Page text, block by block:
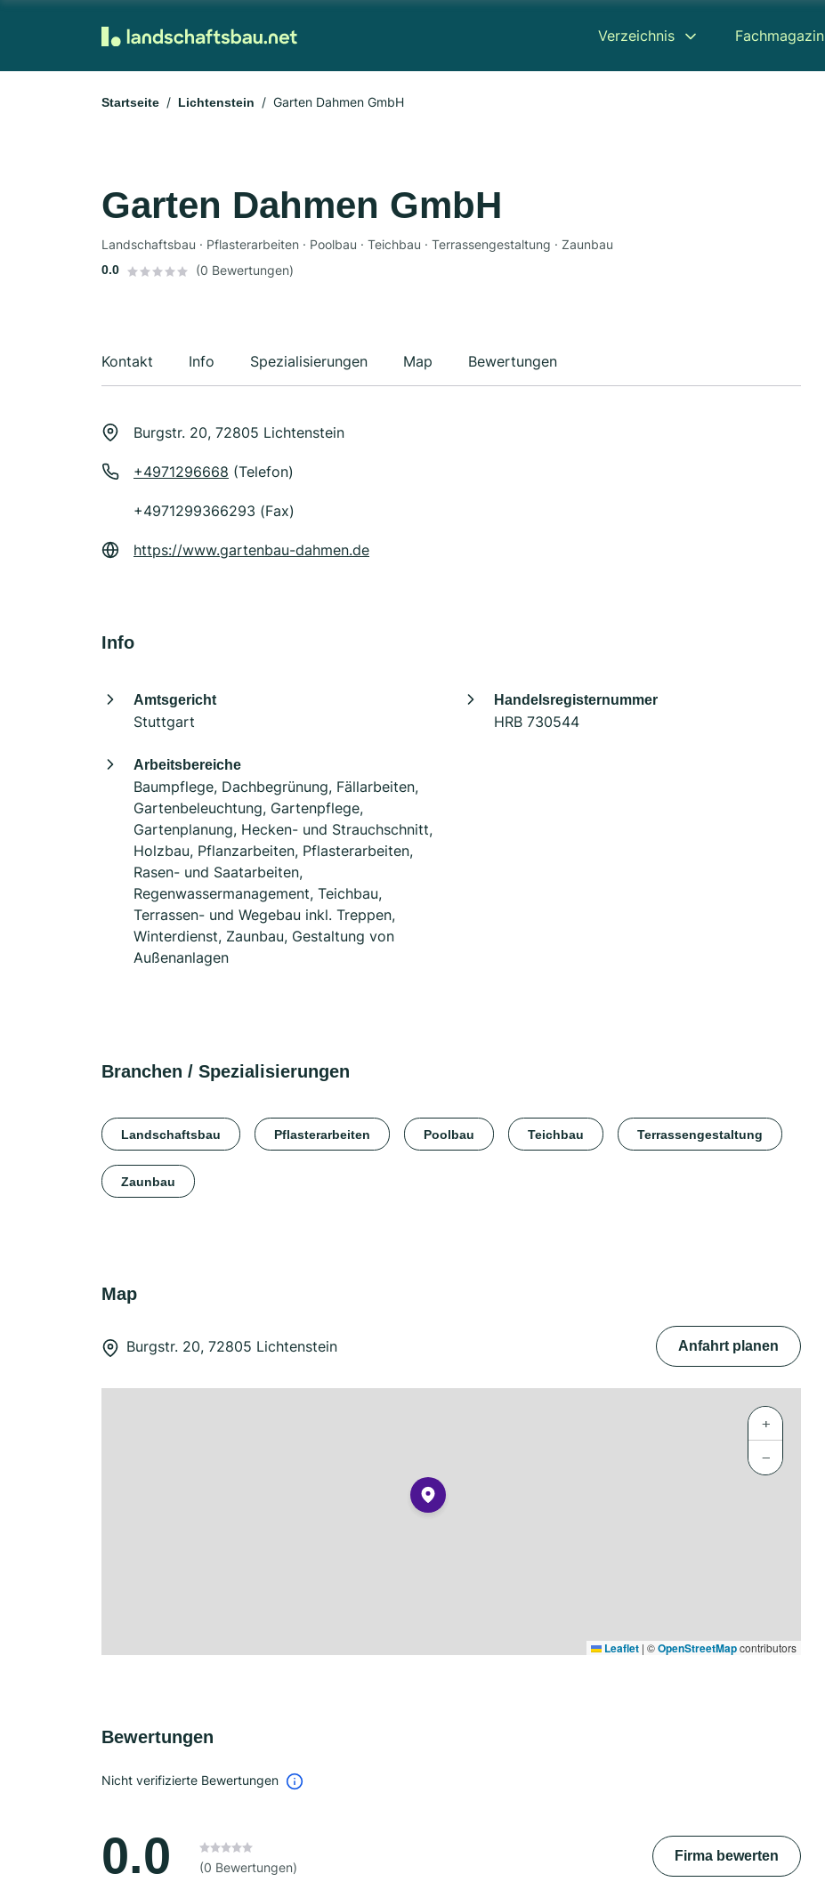
Verzeichnis Fachmagazin
Startseite Lichtenstein Garten Dahmen GmbH
Garten Dahmen GmbH
Landschaftsbau · Pflasterarbeiten · Poolbau · Teichbau · Terrassengestaltung · Zaunbau
0.0 (0 Bewertungen)
Kontakt Info Spezialisierungen Map Bewertungen
Burgstr. 20, 72805 Lichtenstein
+4971296668 (Telefon)
+4971299366293 (Fax)
https://www.gartenbau-dahmen.de
Info
Amtsgericht
Stuttgart
Handelsregisternummer
HRB 730544
Arbeitsbereiche
Baumpflege, Dachbegrünung, Fällarbeiten,
Gartenbeleuchtung, Gartenpflege,
Gartenplanung, Hecken- und Strauchschnitt,
Holzbau, Pflanzarbeiten, Pflasterarbeiten,
Rasen- und Saatarbeiten,
Regenwassermanagement, Teichbau,
Terrassen- und Wegebau inkl. Treppen,
Winterdienst, Zaunbau, Gestaltung von
Außenanlagen
Branchen / Spezialisierungen
Landschaftsbau Pflasterarbeiten Poolbau Teichbau Terrassengestaltung
Zaunbau
Map
Burgstr. 20, 72805 Lichtenstein Anfahrt planen
+
−
Leaflet | ©OpenStreetMapcontributors
Bewertungen
Nicht verifizierte Bewertungen
0.0 (0 Bewertungen)
Firma bewerten